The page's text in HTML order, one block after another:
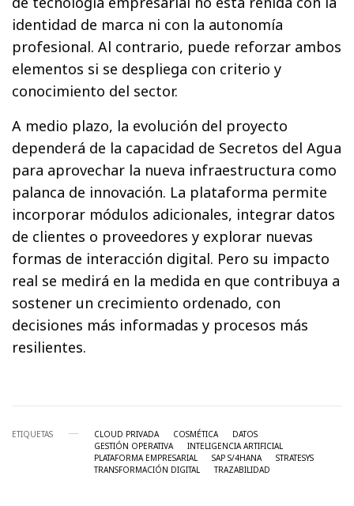
identidad de marca ni con la autonomía
profesional. Al contrario, puede reforzar ambos
elementos si se despliega con criterio y
conocimiento del sector.
A medio plazo, la evolución del proyecto
dependerá de la capacidad de Secretos del Agua
para aprovechar la nueva infraestructura como
palanca de innovación. La plataforma permite
incorporar módulos adicionales, integrar datos
de clientes o proveedores y explorar nuevas
formas de interacción digital. Pero su impacto
real se medirá en la medida en que contribuya a
sostener un crecimiento ordenado, con
decisiones más informadas y procesos más
resilientes.
ETIQUETAS CLOUD PRIVADA COSMÉTICA
DATOS
GESTIÓN OPERATIVA
INTELIGENCIA ARTIFICIAL
PLATAFORMA EMPRESARIAL
SAP S/4HANA
STRATESYS
TRANSFORMACIÓN DIGITAL
TRAZABILIDAD